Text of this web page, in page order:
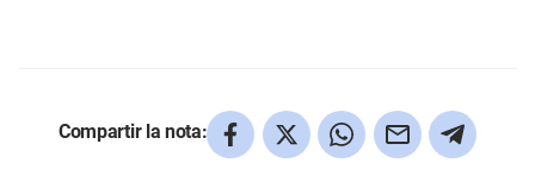
Compartir la nota: